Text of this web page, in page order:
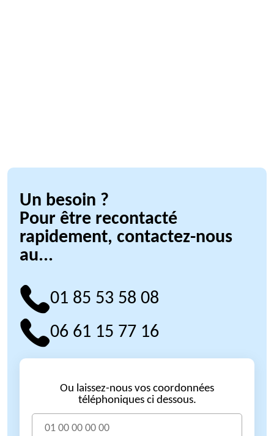
Un besoin ?
Pour être recontacté
rapidement, contactez-nous
au...
01 85 53 58 08
06 61 15 77 16
Ou laissez-nous vos coordonnées
téléphoniques ci dessous.